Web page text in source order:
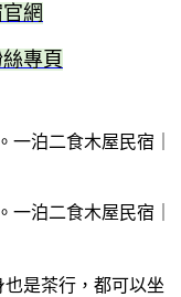
網
專頁
也是茶行，都可以坐